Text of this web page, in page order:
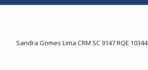
Sandra Gomes Lima CRM SC 9147 RQE 10344